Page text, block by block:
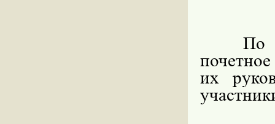
По
их